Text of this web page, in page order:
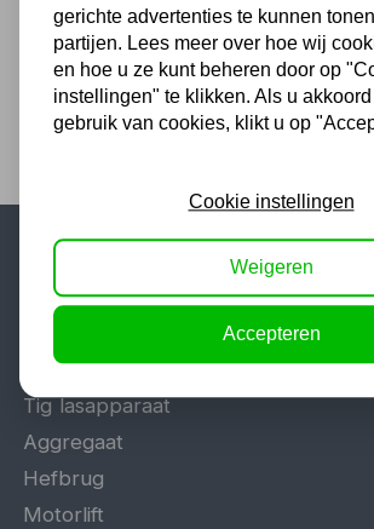
55,00 excl. BTW
Populaire categorieën
Lasapparaat
Tig lasapparaat
Aggregaat
Hefbrug
Motorlift
gerichte advertenties te kunnen
partijen. Lees meer over hoe wij
en hoe u ze kunt beheren door op
instellingen" te klikken. Als u
gebruik van cookies, klikt u op
Cookie instellingen
Weigeren
Accepteren